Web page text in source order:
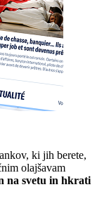
ki jih berete,
olajšavam
na svetu in hkrati